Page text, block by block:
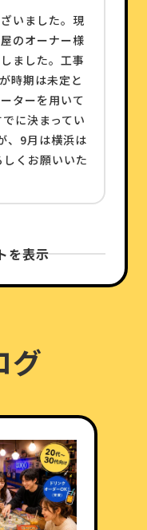
いました。現
のオーナー様
ました。工事
時期は未定と
ターを用いて
に決まってい
、9月は横浜は
くお願いいた
を表示
グ